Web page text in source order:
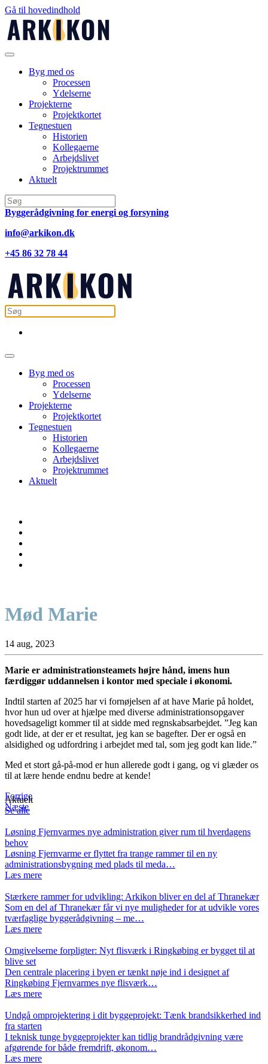
Gå til hovedindhold
Byg med os
Processen
Ydelserne
Projekterne
Projektkortet
Tegnestuen
Historien
Kollegaerne
Arbejdslivet
Projektrummet
Aktuelt
Byggerådgivning for energi og forsyning
info@arkikon.dk
+45 86 32 78 44
Byg med os
Processen
Ydelserne
Projekterne
Projektkortet
Tegnestuen
Historien
Kollegaerne
Arbejdslivet
Projektrummet
Aktuelt
Mød Marie
14 aug, 2023
Marie er administrationsteamets højre hånd, imens hun
færdiggør uddannelsen i kontor med speciale i økonomi.
Indtil starten af 2025 har vi fornøjelsen af at have Marie på holdet,
hvor hun ud over at hjælpe med diverse administrationsopgaver
hovedsageligt kommer til at sidde med regnskabsarbejdet. ”Jeg kan
godt lide, at der er et resultat, jeg kan se bagefter. Der er også en
alsidighed og udfordring i arbejdet med tal, som jeg godt kan lide.”
Med et stort gå-på-mod er hun allerede godt i gang, og vi glæder os
til at lære hende endnu bedre at kende!
Forrige
Næste
Aktuelt
Se alle
Løsning Fjernvarmes nye administration giver rum til hverdagens
behov
Løsning Fjernvarme er flyttet fra trange rammer til en ny
administrationsbygning med plads til meda…
Læs mere
Stærkere rammer for udvikling: Arkikon bliver en del af Thranekær
Som en del af Thranekær får vi nye muligheder for at udvikle vores
tværfaglige byggerådgivning – me…
Læs mere
Omgivelserne forpligter: Nyt flisværk i Ringkøbing er bygget til at
blive set
Den centrale placering i byen er tænkt nøje ind i designet af
Ringkøbing Fjernvarmes nye flisværk…
Læs mere
Undgå omprojektering i dit byggeprojekt: Tænk brandsikkerhed ind
fra starten
I teknisk tunge byggeprojekter kan tidlig brandrådgivning være
afgørende for både fremdrift, økonom…
Læs mere